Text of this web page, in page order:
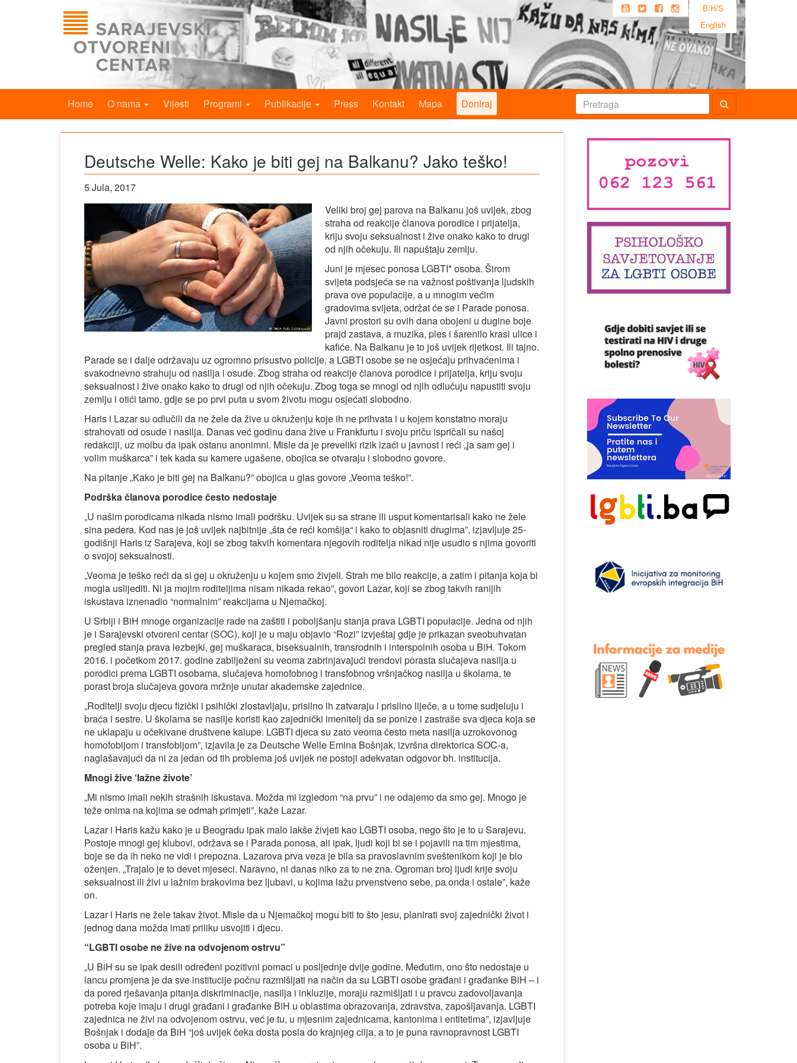
B/H/S
English
Home O nama Vijesti Programi Publikacije Press Kontakt Mapa Doniraj
Deutsche Welle: Kako je biti gej na Balkanu? Jako teško!
5 Jula, 2017
Veliki broj gej parova na Balkanu još uvijek, zbog
straha od reakcije članova porodice i prijatelja,
kriju svoju seksualnost i žive onako kako to drugi
od njih očekuju. Ili napuštaju zemlju.
Juni je mjesec ponosa LGBTI* osoba. Širom
svijeta podsjeća se na važnost poštivanja ljudskih
prava ove populacije, a u mnogim većim
gradovima svijeta, održat će se i Parade ponosa.
Javni prostori su ovih dana obojeni u dugine boje
prajd zastava, a muzika, ples i šarenilo krasi ulice i
kafiće. Na Balkanu je to još uvijek rijetkost. Ili tajno.
Parade se i dalje održavaju uz ogromno prisustvo policije, a LGBTI osobe se ne osjećaju prihvaćenima i
svakodnevno strahuju od nasilja i osude. Zbog straha od reakcije članova porodice i prijatelja, kriju svoju
seksualnost i žive onako kako to drugi od njih očekuju. Zbog toga se mnogi od njih odlučuju napustiti svoju
zemlju i otići tamo, gdje se po prvi puta u svom životu mogu osjećati slobodno.
Haris i Lazar su odlučili da ne žele da žive u okruženju koje ih ne prihvata i u kojem konstatno moraju
strahovati od osude i nasilja. Danas već godinu dana žive u Frankfurtu i svoju priču ispričali su našoj
redakciji, uz molbu da ipak ostanu anonimni. Misle da je preveliki rizik izaći u javnost i reći „ja sam gej i
volim muškarca” i tek kada su kamere ugašene, obojica se otvaraju i slobodno govore.
Na pitanje „Kako je biti gej na Balkanu?” obojica u glas govore „Veoma teško!”.
Podrška članova porodice često nedostaje
„U našim porodicama nikada nismo imali podršku. Uvijek su sa strane ili usput komentarisali kako ne žele
sina pedera. Kod nas je još uvijek najbitnije „šta će reći komšija“ i kako to objasniti drugima”, izjavljuje 25-
godišnji Haris iz Sarajeva, koji se zbog takvih komentara njegovih roditelja nikad nije usudio s njima govoriti
o svojoj seksualnosti.
„Veoma je teško reći da si gej u okruženju u kojem smo živjeli. Strah me bilo reakcije, a zatim i pitanja koja bi
mogla uslijediti. Ni ja mojim roditeljima nisam nikada rekao”, govori Lazar, koji se zbog takvih ranijih
iskustava iznenadio “normalnim” reakcijama u Njemačkoj.
U Srbiji i BiH mnoge organizacije rade na zaštiti i poboljšanju stanja prava LGBTI populacije. Jedna od njih
je i Sarajevski otvoreni centar (SOC), koji je u maju objavio “Rozi” izvještaj gdje je prikazan sveobuhvatan
pregled stanja prava lezbejki, gej muškaraca, biseksualnih, transrodnih i interspolnih osoba u BiH. Tokom
2016. i početkom 2017. godine zabilježeni su veoma zabrinjavajući trendovi porasta slučajeva nasilja u
porodici prema LGBTI osobama, slučajeva homofobnog i transfobnog vršnjačkog nasilja u školama, te
porast broja slučajeva govora mržnje unutar akademske zajednice.
„Roditelji svoju djecu fizički i psihički zlostavljaju, prisilno ih zatvaraju i prisilno liječe, a u tome sudjeluju i
braća i sestre. U školama se nasilje koristi kao zajednički imenitelj da se ponize i zastraše sva djeca koja se
ne uklapaju u očekivane društvene kalupe. LGBTI djeca su zato veoma često meta nasilja uzrokovonog
homofobijom i transfobijom”, izjavila je za Deutsche Welle Emina Bošnjak, izvršna direktorica SOC-a,
naglašavajući da ni za jedan od tih problema još uvijek ne postoji adekvatan odgovor bh. institucija.
Mnogi žive ‘lažne živote’
„Mi nismo imali nekih strašnih iskustava. Možda mi izgledom “na prvu” i ne odajemo da smo gej. Mnogo je
teže onima na kojima se odmah primjeti”, kaže Lazar.
Lazar i Haris kažu kako je u Beogradu ipak malo lakše živjeti kao LGBTI osoba, nego što je to u Sarajevu.
Postoje mnogi gej klubovi, održava se i Parada ponosa, ali ipak, ljudi koji bi se i pojavili na tim mjestima,
boje se da ih neko ne vidi i prepozna. Lazarova prva veza je bila sa pravoslavnim sveštenikom koji je bio
oženjen. „Trajalo je to devet mjeseci. Naravno, ni danas niko za to ne zna. Ogroman broj ljudi krije svoju
seksualnost ili živi u lažnim brakovima bez ljubavi, u kojima lažu prvenstveno sebe, pa onda i ostale”, kaže
on.
Lazar i Haris ne žele takav život. Misle da u Njemačkoj mogu biti to što jesu, planirati svoj zajednički život i
jednog dana možda imati priliku usvojiti i djecu.
“LGBTI osobe ne žive na odvojenom ostrvu”
„U BiH su se ipak desili određeni pozitivni pomaci u posljednje dvije godine. Međutim, ono što nedostaje u
lancu promjena je da sve institucije počnu razmišljati na način da su LGBTI osobe građani i građanke BiH – i
da pored rješavanja pitanja diskriminacije, nasilja i inkluzije, moraju razmišljati i u pravcu zadovoljavanja
potreba koje imaju i drugi građani i građanke BiH u oblastima obrazovanja, zdravstva, zapošljavanja. LGBTI
zajednica ne živi na odvojenom ostrvu, već je tu, u mjesnim zajednicama, kantonima i entitetima”, izjavljuje
Bošnjak i dodaje da BiH “još uvijek čeka dosta posla do krajnjeg cilja, a to je puna ravnopravnost LGBTI
osoba u BiH”.